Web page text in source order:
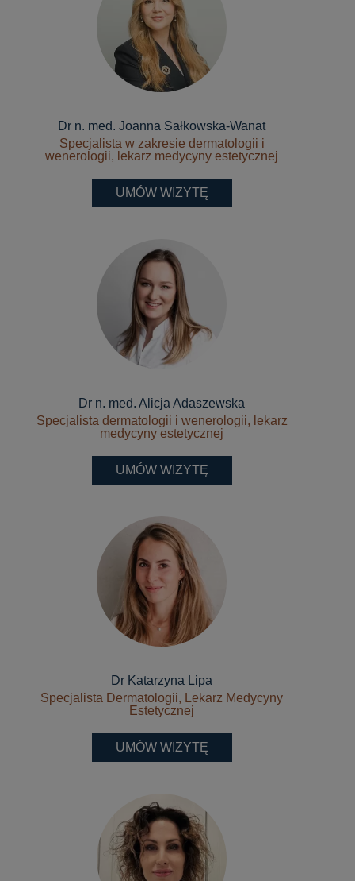
Dr n. med. Joanna Sałkowska-Wanat
Specjalista w zakresie dermatologii i
wenerologii, lekarz medycyny estetycznej
UMÓW WIZYTĘ
Dr n. med. Alicja Adaszewska
Specjalista dermatologii i wenerologii, lekarz
medycyny estetycznej
UMÓW WIZYTĘ
Dr Katarzyna Lipa
Specjalista Dermatologii, Lekarz Medycyny
Estetycznej
UMÓW WIZYTĘ